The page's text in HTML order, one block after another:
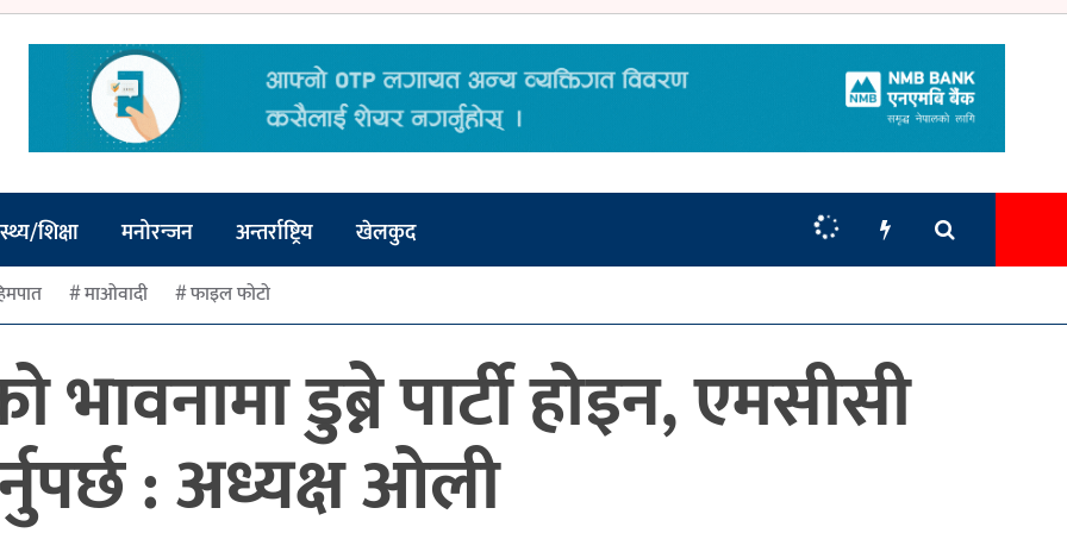
शिक्षा मनोरन्जन अन्तर्राष्ट्रिय
खेलकुद
माओवादी फाइल फोटो
भावनामा डुब्ने पार्टी होइन, एमसीसी
: अध्यक्ष ओली